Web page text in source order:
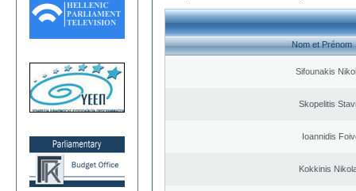
Nom et Prénom
Sifounakis
Skopelitis
Ioannidis
Kokkinis